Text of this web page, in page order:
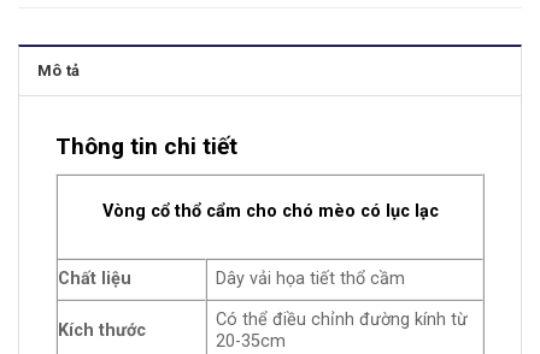
Mô tả
Thông tin chi tiết
Vòng cổ thổ cẩm cho chó mèo có lục lạc
Chất liệu Dây vải họa tiết thổ cầm
Kích thước
Có thể điều chỉnh đường kính từ
20-35cm